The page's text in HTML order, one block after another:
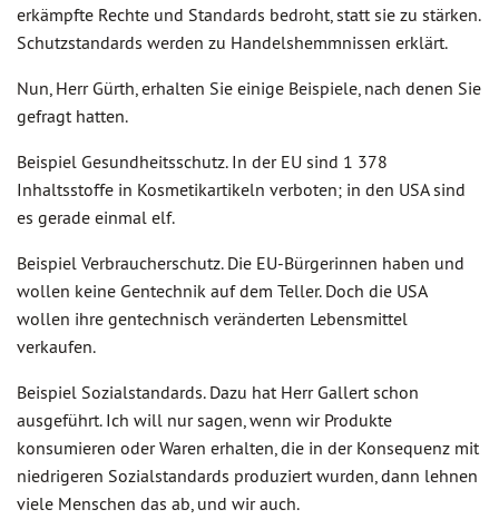
erkämpfte Rechte und Standards bedroht, statt sie zu stärken.
Schutzstandards werden zu Handelshemmnissen erklärt.
Nun, Herr Gürth, erhalten Sie einige Beispiele, nach denen Sie
gefragt hatten.
Beispiel Gesundheitsschutz. In der EU sind 1 378
Inhaltsstoffe in Kosmetikartikeln verboten; in den USA sind
es gerade einmal elf.
Beispiel Verbraucherschutz. Die EU-Bürgerinnen haben und
wollen keine Gentechnik auf dem Teller. Doch die USA
wollen ihre gentechnisch veränderten Lebensmittel
verkaufen.
Beispiel Sozialstandards. Dazu hat Herr Gallert schon
ausgeführt. Ich will nur sagen, wenn wir Produkte
konsumieren oder Waren erhalten, die in der Konsequenz mit
niedrigeren Sozialstandards produziert wurden, dann lehnen
viele Menschen das ab, und wir auch.